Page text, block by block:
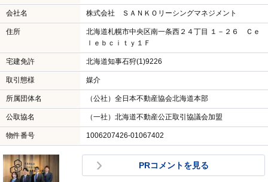
会社名 株式会社 ＳＡＮＫＯリーシングマネジメント
住所
北海道札幌市中央区南一条西２４丁目 １－２６ Ｃｅ
ｌｅｂｃｉｔｙ１Ｆ
宅建免許 北海道知事石狩(1)9226
取引態様 媒介
所属団体名 （公社）全日本不動産協会北海道本部
公取協名 （一社）北海道不動産公正取引協議会加盟
物件番号 1006207426-01067402
PRコメントを見る